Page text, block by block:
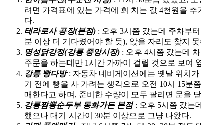
려면 가격표에 있는 가격에 회 치는 값 4천원을
다.
테라로사 공장(본점) : 오후 3시쯤 갔는데 주차부
분 이상 더 기다렸어야 할 듯), 앉을 자리도 찾지
명성닭강정(강릉 중앙시장) : 오후 4시쯤 갔는데
주문을 하는데만 1시간 가까이 걸릴 것으로 보여
강릉 빵다방: 자동차 네비게이션에는 옛날 위치
기 전에 빵을 사 가려는 생각으로 오전 10시 15분
매한다고 하며, 준비한 수량이 모두 팔리면 문을
강릉짬뽕순두부 동화가든 본점: 오후 5시쯤 갔는
했으나 대기 시간이 30분 이상으로 그냥 나왔다.